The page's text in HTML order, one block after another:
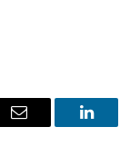
لينكدإن